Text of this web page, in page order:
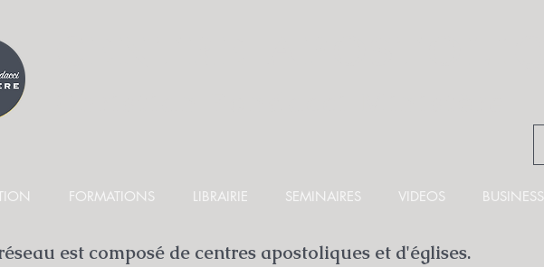
FORMATIONS LIBRAIRIE SEMINAIRES VIDEOS BUSINESS
est composé de centres apostoliques et d'églises.